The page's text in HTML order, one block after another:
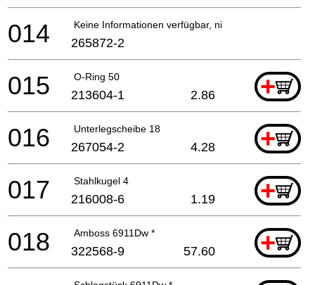
Keine Informationen verfügbar, nicht bestellbar
014 265872-2
O-Ring 50 +
015 213604-1 2.86
Unterlegscheibe 18 +
016 267054-2 4.28
Stahlkugel 4 +
017 216008-6 1.19
Amboss 6911Dw * +
018 322568-9 57.60